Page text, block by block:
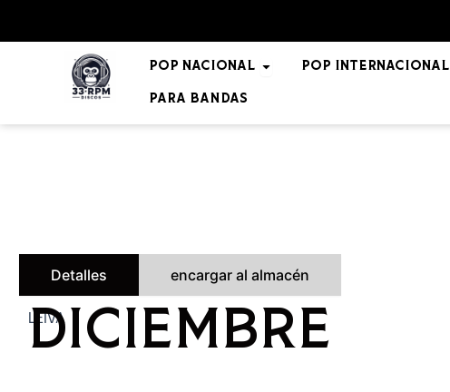
POP NACIONAL Open POP NACIONAL
POP INTERNACIONAL
Para bandas
Detalles encargar al almacén
LEIVA
DICIEMBRE